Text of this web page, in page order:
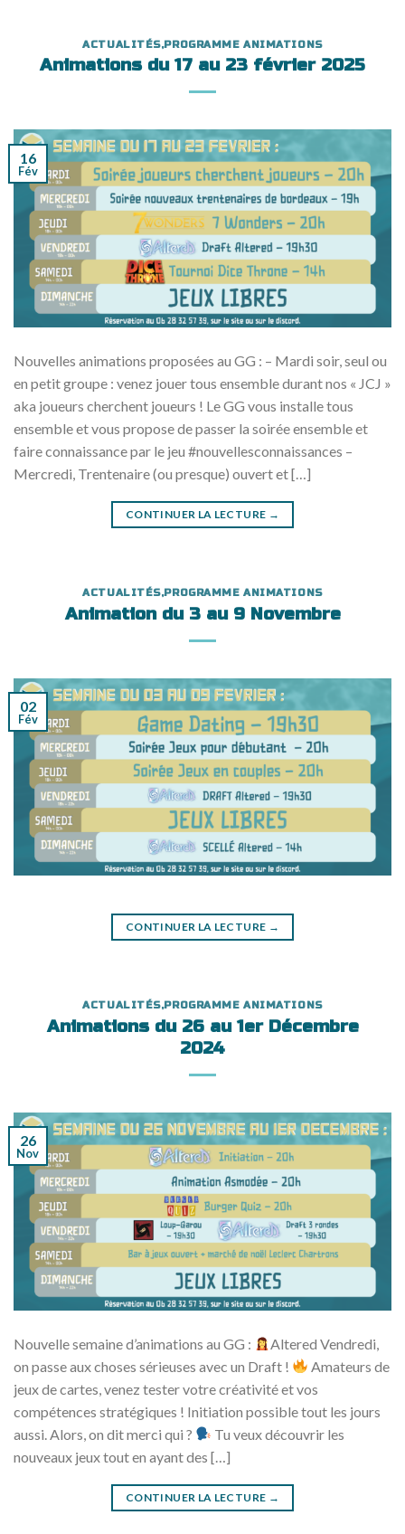
ACTUALITÉS,PROGRAMME ANIMATIONS
Animations du 17 au 23 février 2025
16
Fév
Nouvelles animations proposées au GG : – Mardi soir, seul ou
en petit groupe : venez jouer tous ensemble durant nos « JCJ »
aka joueurs cherchent joueurs ! Le GG vous installe tous
ensemble et vous propose de passer la soirée ensemble et
faire connaissance par le jeu #nouvellesconnaissances –
Mercredi, Trentenaire (ou presque) ouvert et […]
CONTINUER LA LECTURE →
ACTUALITÉS,PROGRAMME ANIMATIONS
Animation du 3 au 9 Novembre
02
Fév
CONTINUER LA LECTURE →
ACTUALITÉS,PROGRAMME ANIMATIONS
Animations du 26 au 1er Décembre
2024
26
Nov
Nouvelle semaine d’animations au GG :
Altered Vendredi,
on passe aux choses sérieuses avec un Draft !
Amateurs de
jeux de cartes, venez tester votre créativité et vos
compétences stratégiques ! Initiation possible tout les jours
aussi. Alors, on dit merci qui ?
Tu veux découvrir les
nouveaux jeux tout en ayant des […]
CONTINUER LA LECTURE →